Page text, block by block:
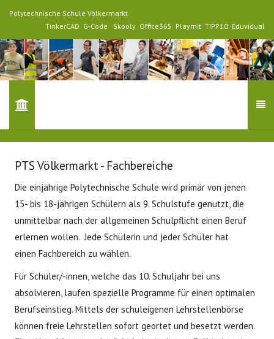
Polytechnische Schule Völkermarkt
TinkerCAD G-Code Skooly Office365 Playmit TIPP10 Eduvidual
PTS Völkermarkt - Fachbereiche
Die einjährige Polytechnische Schule wird primär von jenen
15- bis 18-jährigen Schülern als 9. Schulstufe genutzt, die
unmittelbar nach der allgemeinen Schulpflicht einen Beruf
erlernen wollen. Jede Schülerin und jeder Schüler hat
einen Fachbereich zu wählen.
Für Schüler/-innen, welche das 10. Schuljahr bei uns
absolvieren, laufen spezielle Programme für einen optimalen
Berufseinstieg. Mittels der schuleigenen Lehrstellenbörse
können freie Lehrstellen sofort geortet und besetzt werden.